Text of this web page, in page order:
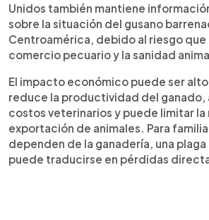
Unidos también mantiene
sobre la situación del gusano
Centroamérica, debido al riesgo que
comercio pecuario y la sanidad
El impacto económico puede ser
reduce la productividad del ganado,
costos veterinarios y puede limitar la
exportación de animales. Para
dependen de la ganadería, una
puede traducirse en pérdidas